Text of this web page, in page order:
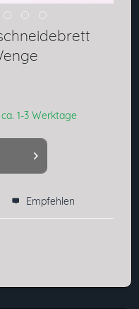
1-3 Werktage
Empfehlen